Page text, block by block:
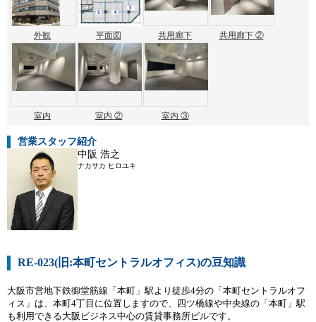
外観 平面図 共用廊下 共用廊下 ②
室内 室内 ② 室内 ③
営業スタッフ紹介
中阪 浩之
ナカサカ ヒロユキ
RE-023(旧:本町セントラルオフィス)の豆知識
大阪市営地下鉄御堂筋線「本町」駅より徒歩4分の「本町セントラルオフ
ィス」は、本町4丁目に位置しますので、四ツ橋線や中央線の「本町」駅
も利用できる大阪ビジネス中心の賃貸事務所ビルです。